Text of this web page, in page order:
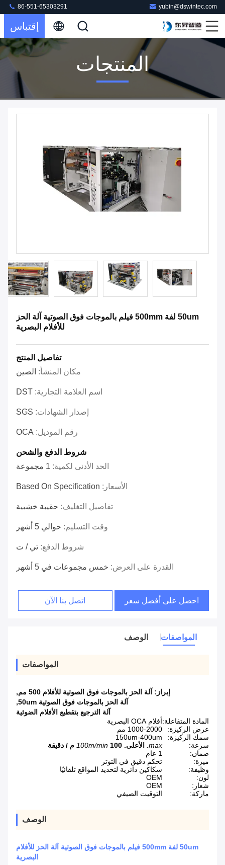
yubin@dswintec.com
86-551-65303291
إقتباس
المنتجات
50um لفة 500mm فيلم بالموجات فوق الصوتية آلة الحز
للأفلام البصرية
تفاصيل المنتج
مكان المنشأ: الصين
اسم العلامة التجارية: DST
إصدار الشهادات: SGS
رقم الموديل: OCA
شروط الدفع والشحن
الحد الأدنى لكمية: 1 مجموعة
الأسعار: Based On Specification
تفاصيل التغليف: حقيبة خشبية
وقت التسليم: حوالي 5 أشهر
شروط الدفع: تي / ت
القدرة على العرض: خمس مجموعات في 5 أشهر
احصل على أفضل سعر اتصل بنا الآن
المواصفات الوصف
المواصفات
إبراز: آلة الحز بالموجات فوق الصوتية للأفلام 500 مم
,
آلة الحز بالموجات فوق الصوتية 50um
,
آلة الترجيع بتقطيع الأفلام الضوئية
المادة المتفاعلة:أفلام OCA البصرية
عرض الركيزة:
1000-2000 مم
سمك الركيزة:
150um-400um
سرعة:
max. الأعلى. 100m/min 100 م / دقيقة
ضمان:
1 عام
ميزة:
تحكم دقيق في التوتر
وظيفة:
سكاكين دائرية لتحديد المواقع تلقائيًا
لون:
OEM
شعار:
OEM
ماركة:
التوقيت الصيفي
الوصف
50um لفة 500mm فيلم بالموجات فوق الصوتية آلة الحز للأفلام
البصرية